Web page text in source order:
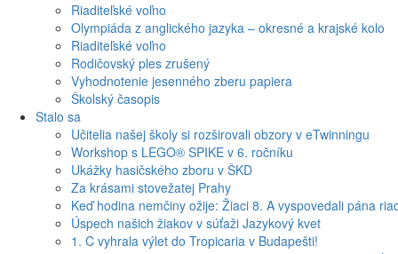
Riaditeľské voľno
Olympiáda z anglického jazyka – okresné a krajské kolo
Riaditeľské voľno
Rodičovský ples zrušený
Vyhodnotenie jesenného zberu papiera
Školský časopis
Stalo sa
Učitelia našej školy si rozširovali obzory v eTwinningu
Workshop s LEGO® SPIKE v 6. ročníku
Ukážky hasičského zboru v ŠKD
Za krásami stovežatej Prahy
Keď hodina nemčiny ožije: Žiaci 8. A vyspovedali pána
Úspech našich žiakov v súťaži Jazykový kvet
1. C vyhrala výlet do Tropicaria v Budapešti!